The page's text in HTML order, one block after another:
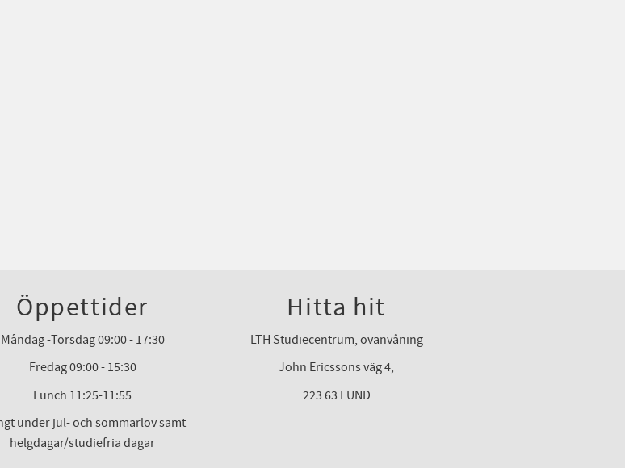
Öppettider
Måndag -Torsdag 09:00 - 17:30
Fredag 09:00 - 15:30
Lunch 11:25-11:55
under jul- och sommarlov samt
helgdagar/studiefria dagar
Hitta hit
LTH Studiecentrum, ovanvåning
John Ericssons väg 4,
223 63 LUND